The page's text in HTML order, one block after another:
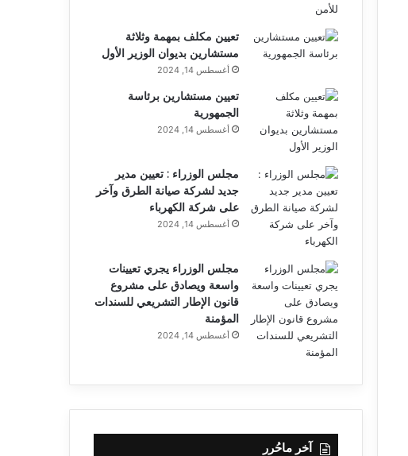
تعيين مكلف بمهمة وثلاثة
مستشارين بديوان الوزير الأول
أغسطس 14, 2024
تعيين مستشارين برئاسة
الجمهورية
أغسطس 14, 2024
مجلس الوزراء : تعيين مدير
جديد لشركة صيانة الطرق وآخر
على شركة الكهرباء
أغسطس 14, 2024
مجلس الوزراء يجري تعيينات
واسعة ويصادق على مشروع
قانون الإطار التشريعي للسندات
المؤمنة
أغسطس 14, 2024
آخر ماحُرر